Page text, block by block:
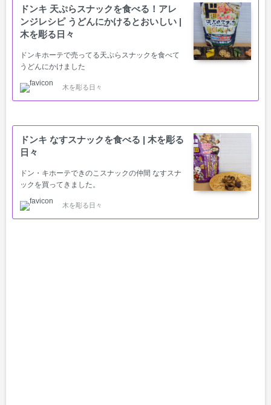
ドンキ 天ぷらスナックを食べる！アレ
ンジレシピ うどんにかけるとおいしい |
木を彫る日々
ドンキホーテで売ってる天ぷらスナックを食べて
うどんにかけました
木を彫る日々
ドンキ なすスナックを食べる | 木を彫る
日々
ドン・キホーテできのこスナックの仲間 なすスナ
ックを買ってきました。
木を彫る日々